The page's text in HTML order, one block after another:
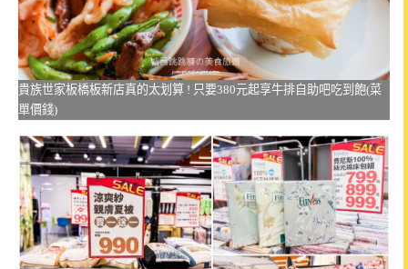
貴族世家板橋板新店真的太划算 ! 只要380元起享牛排自助吧吃到飽(菜
單價錢)